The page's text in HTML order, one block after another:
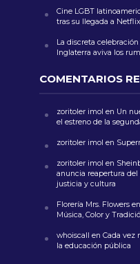
Cine LGBT
tras su llegada a Netflix
La discreta
Inglaterra aviva los
COMENTARIOS
zoritoler imol en Un
el estreno de la
zoritoler imol en
zoritoler imol en
anuncia reapertura
justicia y cultura
Florería Mrs. Flowersen
Música, Color y
whoiscall en Cada vez
la educación pública